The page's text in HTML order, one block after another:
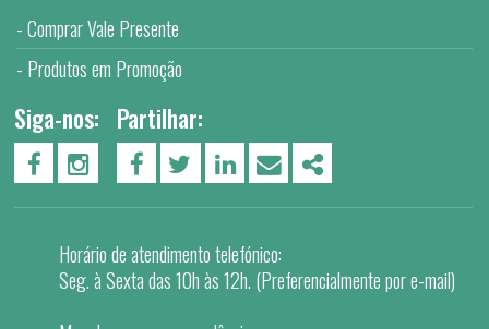
Comprar Vale Presente
Produtos em Promoção
Siga-nos:
PÁGINA DO FACEBOOK
PÁGINA DO INSTAGRAM
Partilhar:
FACEBOOKTWITTERLINKEDIN
EMAIL
Horário de atendimento telefónico:
Seg. à Sexta das 10h às 12h. (Preferencialmente por e-mail)